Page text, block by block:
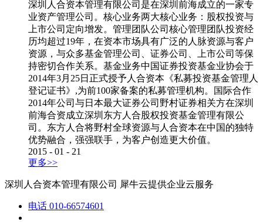
深圳人合资本管理有限公司是在深圳前海成立的一家专
业资产管理公司。核心业务两大核心业务：股权投资与
上市公司定向增发。管理团队公司核心管理团队投资经
历均超过19年，在资本市场具有广泛的人脉资源与客户
资源，与众多基金管理公司、证券公司、上市公司等保
持密切合作关系。基金业务中国证券投资基金业协会于
2014年3月25日正式授予人合资本《私募投资基金管理人
登记证书》,为前100家备案的私募管理机构。国际合作
2014年公司与日本最大证券公司野村证券相关方在深圳
前海合资成立深圳东方人合股权投资基金管理有限公
司。东方人合将野村全球资源与人合资本在中国的独特
优势融合，强强联手，为客户创造更大价值。
2015 - 01 - 21
更多>>
深圳人合资本管理有限公司 犀牛云提供企业云服务
电话 010-66574601